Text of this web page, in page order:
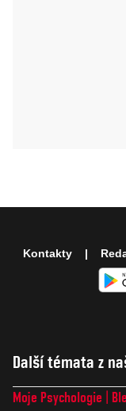
Další témata z
Moje Psychologie
Kontakty